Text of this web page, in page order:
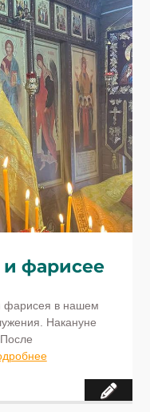
фарисее
фарисея в нашем
Накануне